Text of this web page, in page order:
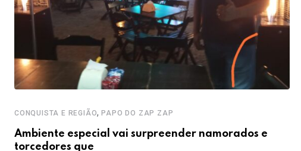
CONQUISTA E REGIÃO,PAPO DO ZAP ZAP
Ambiente especial vai surpreender namorados e
torcedores que